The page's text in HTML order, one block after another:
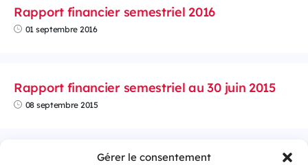
Gérer le consentement
Rapport financier semestriel 2016
01 septembre 2016
Rapport financier semestriel au 30 juin 2015
08 septembre 2015